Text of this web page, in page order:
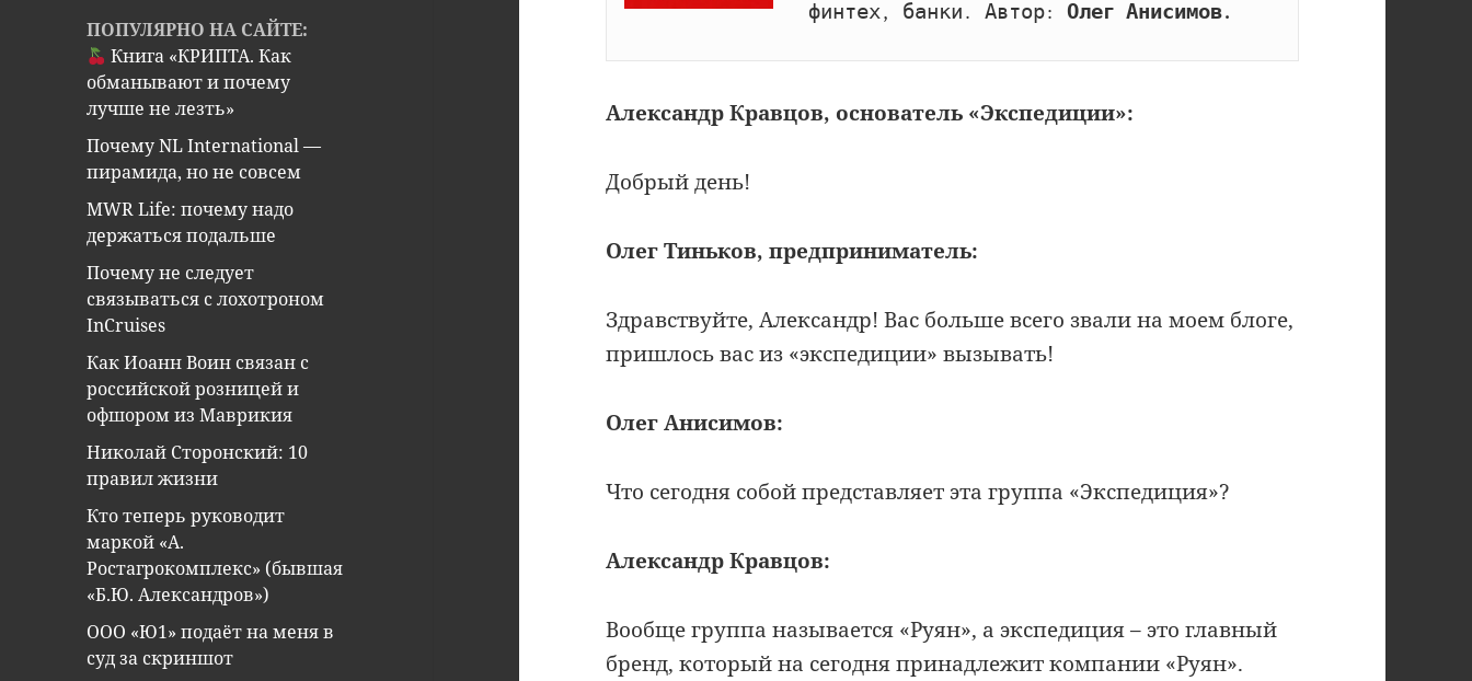
ПОПУЛЯРНО НА САЙТЕ:
Книга «КРИПТА. Как
обманывают и почему
лучше не лезть»
Почему NL International —
пирамида, но не совсем
MWR Life: почему надо
держаться подальше
Почему не следует
связываться с лохотроном
InCruises
Как Иоанн Воин связан с
российской розницей и
офшором из Маврикия
Николай Сторонский: 10
правил жизни
Кто теперь руководит
маркой «А.
Ростагрокомплекс» (бывшая
«Б.Ю. Александров»)
ООО «Ю1» подаёт на меня в
суд за скриншот
финтех, банки. Автор: Олег Анисимов.
Александр Кравцов, основатель «Экспедиции»:
Добрый день!
Олег Тиньков, предприниматель:
Здравствуйте, Александр! Вас больше всего звали на моем блоге,
пришлось вас из «экспедиции» вызывать!
Олег Анисимов:
Что сегодня собой представляет эта группа «Экспедиция»?
Александр Кравцов:
Вообще группа называется «Руян», а экспедиция – это главный
бренд, который на сегодня принадлежит компании «Руян».